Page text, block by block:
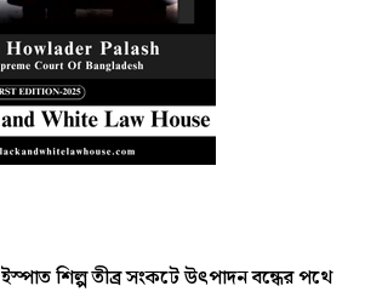
ইস্পাত শিল্প তীব্র সংকটে উৎপাদন বন্ধের পথে